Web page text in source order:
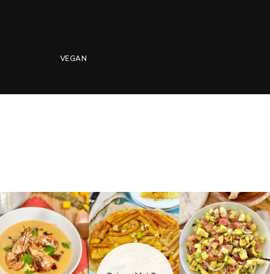
VEGAN